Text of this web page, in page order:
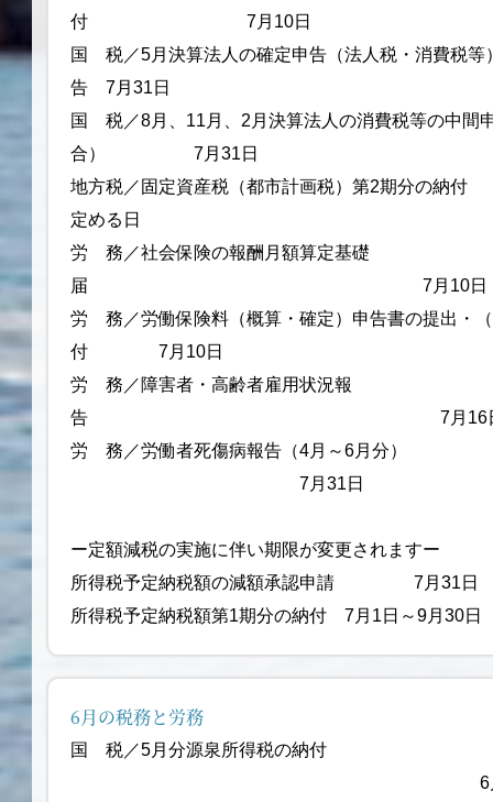
付 7月10日
国 税／5月決算法人の確定申告（法人税・消費税等
告 7月31日
国 税／8月、11月、2月決算法人の消費税等の中間
合） 7月31日
地方税／固定資産税（都市計画税）第2期
定める日
労 務／社会保険の報酬月額算定基礎
届 7月10日
労 務／労働保険料（概算・確定）申告書の提出・
付 7月10日
労 務／障害者・高齢者雇用状況報
告 7月16
労 務／労働者死傷病報告（4月～6月分
7月31日
ー定額減税の実施に伴い期限が変更されますー
所得税予定納税額の減額承認申請 7月31日
所得税予定納税額第1期分の納付 7月1日～9月30日
6月の税務と労務
国 税／5月分源泉所得税の納付
6月10